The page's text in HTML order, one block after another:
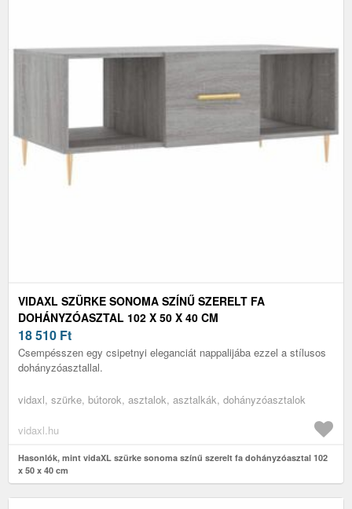
VIDAXL SZÜRKE SONOMA SZÍNŰ SZERELT FA
DOHÁNYZÓASZTAL 102 X 50 X 40 CM
18 510 Ft
Csempésszen egy csipetnyi eleganciát nappalijába ezzel a stílusos
dohányzóasztallal.
vidaxl, szürke, bútorok, asztalok, asztalkák, dohányzóasztalok
vidaxl.hu
Hasonlók, mint vidaXL szürke sonoma színű szerelt fa dohányzóasztal 102
x 50 x 40 cm